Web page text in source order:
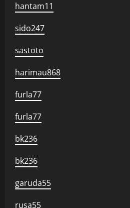
hantam11
sido247
sastoto
harimau868
furla77
furla77
bk236
bk236
garuda55
rusa55